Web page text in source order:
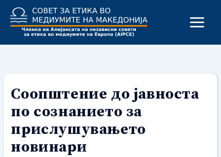
content
Соопштение до јавноста
по сознанието за
прислушувањето
новинари